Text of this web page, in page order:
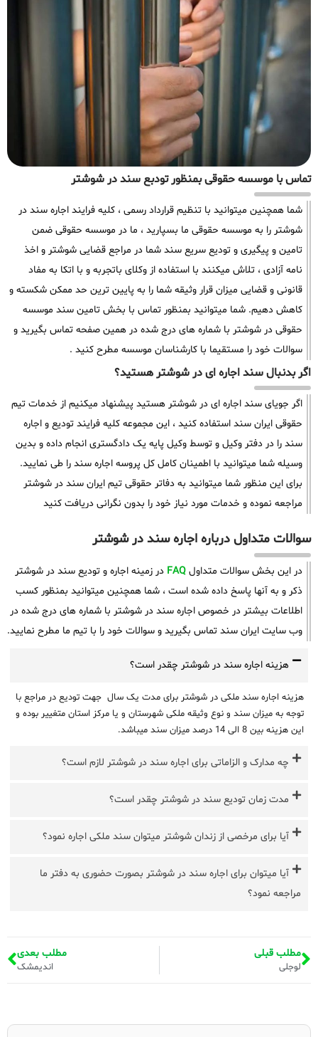
تماس با موسسه حقوقی بمنظور تودبع سند در شوشتر
شما همچنین میتوانید با تنظیم قرارداد رسمی ، کلیه فرایند اجاره سند در
شوشتر را به موسسه حقوقی ما بسپارید ، ما در موسسه حقوقی ضمن
تامین و پیگیری و تودیع سریع سند شما در مراجع قضایی شوشتر و اخذ
نامه آزادی ، تلاش میکنند با استفاده از وکلای باتجربه و با اتکا به مفاد
قانونی و قضایی میزان قرار وثیقه شما را به پایین ترین حد ممکن شکسته و
کاهش دهیم. شما میتوانید بمنظور تماس با بخش تامین سند موسسه
حقوقی در شوشتر با شماره های درج شده در همین صفحه تماس بگیرید و
سوالات خود را مستقیما با کارشناسان موسسه مطرح کنید .
اگر بدنبال سند اجاره ای در شوشتر هستید؟
اگر جویای سند اجاره ای در شوشتر هستید پیشنهاد میکنیم از خدمات تیم
حقوقی ایران سند استفاده کنید ، این مجموعه کلیه فرایند تودیع و اجاره
سند را در دفتر وکیل و توسط وکیل پایه یک دادگستری انجام داده و بدین
وسیله شما میتوانید با اطمینان کامل کل پروسه اجاره سند را طی نمایید.
برای این منظور شما میتوانید به دفاتر حقوقی تیم ایران سند در شوشتر
مراجعه نموده و خدمات مورد نیاز خود را بدون نگرانی دریافت کنید
سوالات متداول درباره اجاره سند در شوشتر
در این بخش سوالات متداول FAQ در زمینه اجاره و تودیع سند در شوشتر
ذکر و به آنها پاسخ داده شده است ، شما همچنین میتوانید بمنظور کسب
اطلاعات بیشتر در خصوص اجاره سند در شوشتر با شماره های درج شده در
وب سایت ایران سند تماس بگیرید و سوالات خود را با تیم ما مطرح نمایید.
هزینه اجاره سند در شوشتر چقدر است؟
هزینه اجاره سند ملکی در شوشتر برای مدت یک سال جهت تودیع در مراجع با
توجه به میزان سند و نوع وثیقه ملکی شهرستان و یا مرکز استان متغییر بوده و
این هزینه بین 8 الی 14 درصد میزان سند میباشد.
چه مدارک و الزاماتی برای اجاره سند در شوشتر لازم است؟
مدت زمان تودیع سند در شوشتر چقدر است؟
آیا برای مرخصی از زندان شوشتر میتوان سند ملکی اجاره نمود؟
آیا میتوان برای اجاره سند در شوشتر بصورت حضوری به دفتر ما
مراجعه نمود؟
مطلب قبلی
لوجلی
مطلب بعدی
اندیمشک